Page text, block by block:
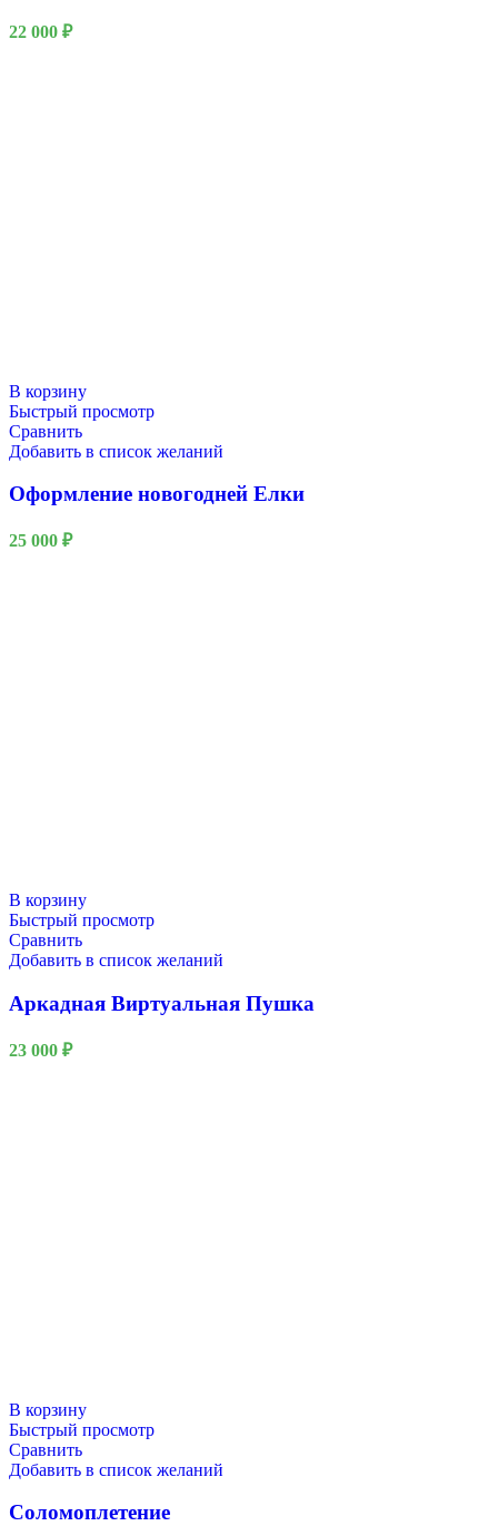
22 000 ₽
В корзину
Быстрый просмотр
Сравнить
Добавить в список желаний
Оформление новогодней Елки
25 000 ₽
В корзину
Быстрый просмотр
Сравнить
Добавить в список желаний
Аркадная Виртуальная Пушка
23 000 ₽
В корзину
Быстрый просмотр
Сравнить
Добавить в список желаний
Соломоплетение